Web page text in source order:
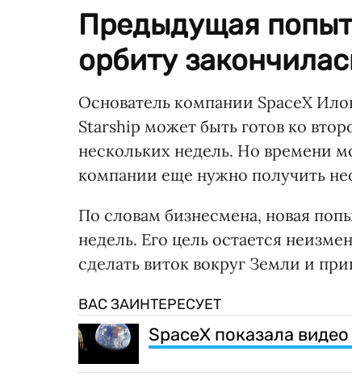
Предыдущая
орбиту
Основатель компании SpaceX
Starship может быть готов ко
нескольких недель. Но времени
компании еще нужно получить
По словам бизнесмена, новая
недель. Его цель остается
сделать виток вокруг Земли и
ВАС ЗАИНТЕРЕСУЕТ
SpaceX показала